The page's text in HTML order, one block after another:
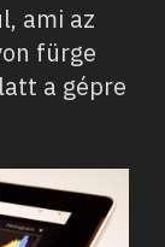
ami az
fürge
a gépre